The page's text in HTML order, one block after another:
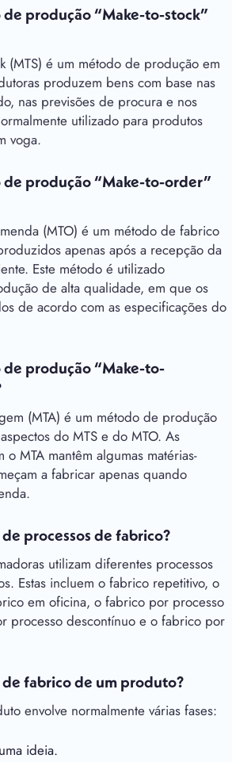
produção “Make-to-stock”
(MTS) é um método de produção em
produzem bens com base nas
nas previsões de procura e nos
utilizado para produtos
voga.
de produção “Make-to-order”
(MTO) é um método de fabrico
apenas após a recepção da
Este método é utilizado
de alta qualidade, em que os
de acordo com as especificações do
produção “Make-to-
(MTA) é um método de produção
do MTS e do MTO. As
MTA mantêm algumas matérias-
a fabricar apenas quando
processos de fabrico?
utilizam diferentes processos
Estas incluem o fabrico repetitivo, o
em oficina, o fabrico por processo
processo descontínuo e o fabrico por
de fabrico de um produto?
envolve normalmente várias fases:
ideia.